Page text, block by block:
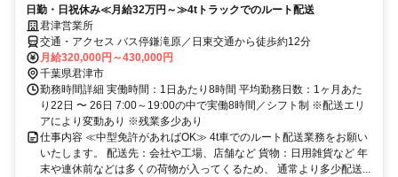
日勤・日祝休み≪月給32万円～≫4tトラックでのルート配送
君津営業所
交通・アクセス バス停鎌滝原／日東交通から徒歩約12分
月給320,000円～430,000円
千葉県君津市
勤務時間詳細 実働時間：1日あたり8時間 平均勤務日数：1ヶ月あた
り22日 〜 26日 7:00～19:00の中で実働8時間／シフト制 ※配送エリ
アにより変動あり ※残業多少あり
仕事内容 ≪中型免許があればOK≫ 4t車でのルート配送業務をお願い
いたします。 配送先：会社や工場、店舗など 貨物：日用雑貨など 年
末や連休前などは多くの荷物が入ってくるため、 通常より多少配送...